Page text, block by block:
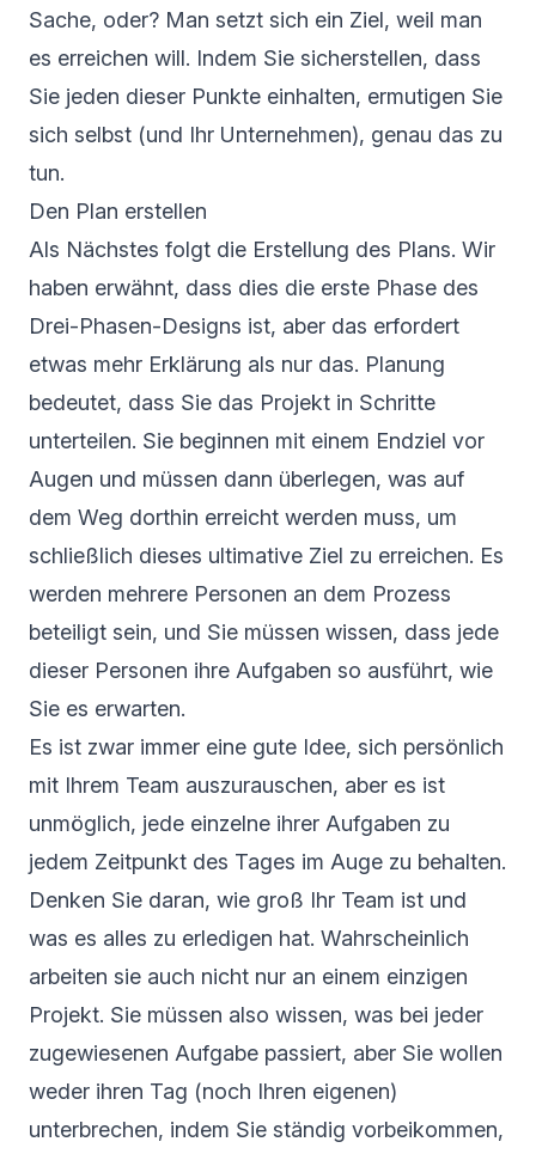
Sache, oder? Man setzt sich ein Ziel, weil man
es erreichen will. Indem Sie sicherstellen, dass
Sie jeden dieser Punkte einhalten, ermutigen Sie
sich selbst (und Ihr Unternehmen), genau das zu
tun.
Den Plan erstellen
Als Nächstes folgt die Erstellung des Plans. Wir
haben erwähnt, dass dies die erste Phase des
Drei-Phasen-Designs ist, aber das erfordert
etwas mehr Erklärung als nur das. Planung
bedeutet, dass Sie das Projekt in Schritte
unterteilen. Sie beginnen mit einem Endziel vor
Augen und müssen dann überlegen, was auf
dem Weg dorthin erreicht werden muss, um
schließlich dieses ultimative Ziel zu erreichen. Es
werden mehrere Personen an dem Prozess
beteiligt sein, und Sie müssen wissen, dass jede
dieser Personen ihre Aufgaben so ausführt, wie
Sie es erwarten.
Es ist zwar immer eine gute Idee, sich persönlich
mit Ihrem Team auszurauschen, aber es ist
unmöglich, jede einzelne ihrer Aufgaben zu
jedem Zeitpunkt des Tages im Auge zu behalten.
Denken Sie daran, wie groß Ihr Team ist und
was es alles zu erledigen hat. Wahrscheinlich
arbeiten sie auch nicht nur an einem einzigen
Projekt. Sie müssen also wissen, was bei jeder
zugewiesenen Aufgabe passiert, aber Sie wollen
weder ihren Tag (noch Ihren eigenen)
unterbrechen, indem Sie ständig vorbeikommen,